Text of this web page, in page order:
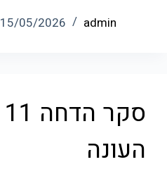
admin
15/05/2026
העונה